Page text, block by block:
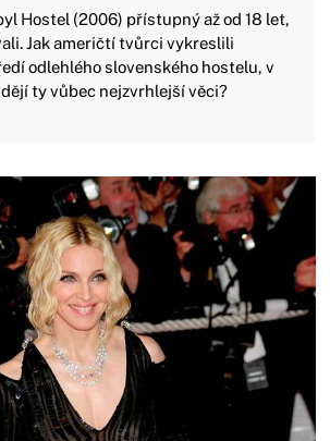
Hostel (2006) přístupný až od 18 let,
Jak američtí tvůrci vykreslili
odlehlého slovenského hostelu, v
ty vůbec nejzvrhlejší věci?